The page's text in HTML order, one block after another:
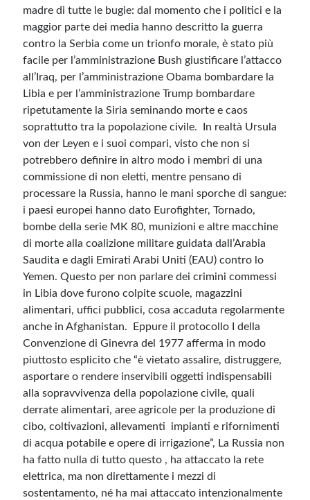
madre di tutte le bugie: dal momento che i politici e la
maggior parte dei media hanno descritto la guerra
contro la Serbia come un trionfo morale, è stato più
facile per l’amministrazione Bush giustificare l’attacco
all’Iraq, per l’amministrazione Obama bombardare la
Libia e per l’amministrazione Trump bombardare
ripetutamente la Siria seminando morte e caos
soprattutto tra la popolazione civile. In realtà Ursula
von der Leyen e i suoi compari, visto che non si
potrebbero definire in altro modo i membri di una
commissione di non eletti, mentre pensano di
processare la Russia, hanno le mani sporche di sangue:
i paesi europei hanno dato Eurofighter, Tornado,
bombe della serie MK 80, munizioni e altre macchine
di morte alla coalizione militare guidata dall’Arabia
Saudita e dagli Emirati Arabi Uniti (EAU) contro lo
Yemen. Questo per non parlare dei crimini commessi
in Libia dove furono colpite scuole, magazzini
alimentari, uffici pubblici, cosa accaduta regolarmente
anche in Afghanistan. Eppure il protocollo I della
Convenzione di Ginevra del 1977 afferma in modo
piuttosto esplicito che “è vietato assalire, distruggere,
asportare o rendere inservibili oggetti indispensabili
alla sopravvivenza della popolazione civile, quali
derrate alimentari, aree agricole per la produzione di
cibo, coltivazioni, allevamenti impianti e rifornimenti
di acqua potabile e opere di irrigazione”, La Russia non
ha fatto nulla di tutto questo , ha attaccato la rete
elettrica, ma non direttamente i mezzi di
sostentamento, né ha mai attaccato intenzionalmente